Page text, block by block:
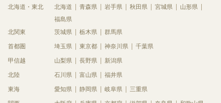
北海道・東北 北海道 青森県 岩手県 秋田県 宮城県
山形県
福島県
北関東
茨城県 栃木県 群馬県
首都圏 埼玉県 東京都 神奈川県 千葉県
甲信越 山梨県 長野県 新潟県
北陸 石川県 富山県 福井県
東海 愛知県 静岡県 岐阜県 三重県